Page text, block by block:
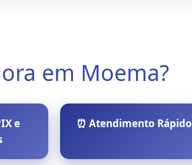
em Moema?
e
⏰ Atendimento Rápido